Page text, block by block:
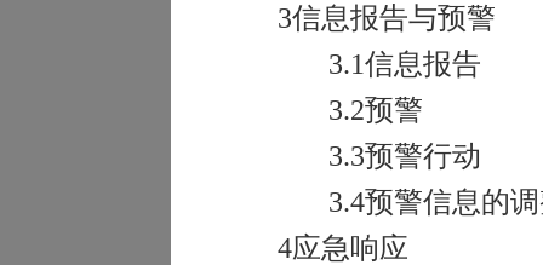
3信息报告与预警
3.1信息报告
3.2预警
3.3预警行动
3.4预警信息的
4应急响应